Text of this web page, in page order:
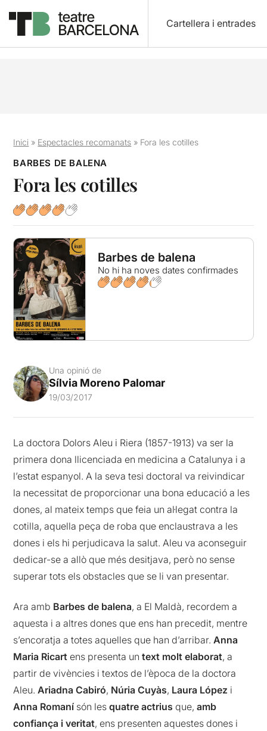
Cartellera i entrades
Inici » Espectacles recomanats » Fora les cotilles
BARBES DE BALENA
Fora les cotilles
Barbes de balena
No hi ha noves dates confirmades
Una opinió de
Sílvia Moreno Palomar
19/03/2017
La doctora Dolors Aleu i Riera (1857-1913) va ser la
primera dona llicenciada en medicina a Catalunya i a
l’estat espanyol. A la seva tesi doctoral va reivindicar
la necessitat de proporcionar una bona educació a les
dones, al mateix temps que feia un al·legat contra la
cotilla, aquella peça de roba que enclaustrava a les
dones i els hi perjudicava la salut. Aleu va aconseguir
dedicar-se a allò que més desitjava, però no sense
superar tots els obstacles que se li van presentar.
Ara amb Barbes de balena, a El Maldà, recordem a
aquesta i a altres dones que ens han precedit, mentre
s’encoratja a totes aquelles que han d’arribar.Anna
Maria Ricart ens presenta untext molt elaborat, a
partir de vivències i textos de l’època de la doctora
Aleu.Ariadna Cabiró, Núria Cuyàs, Laura López i
Anna Romaní són lesquatre actrius que,amb
confiança i veritat, ens presenten aquestes dones i